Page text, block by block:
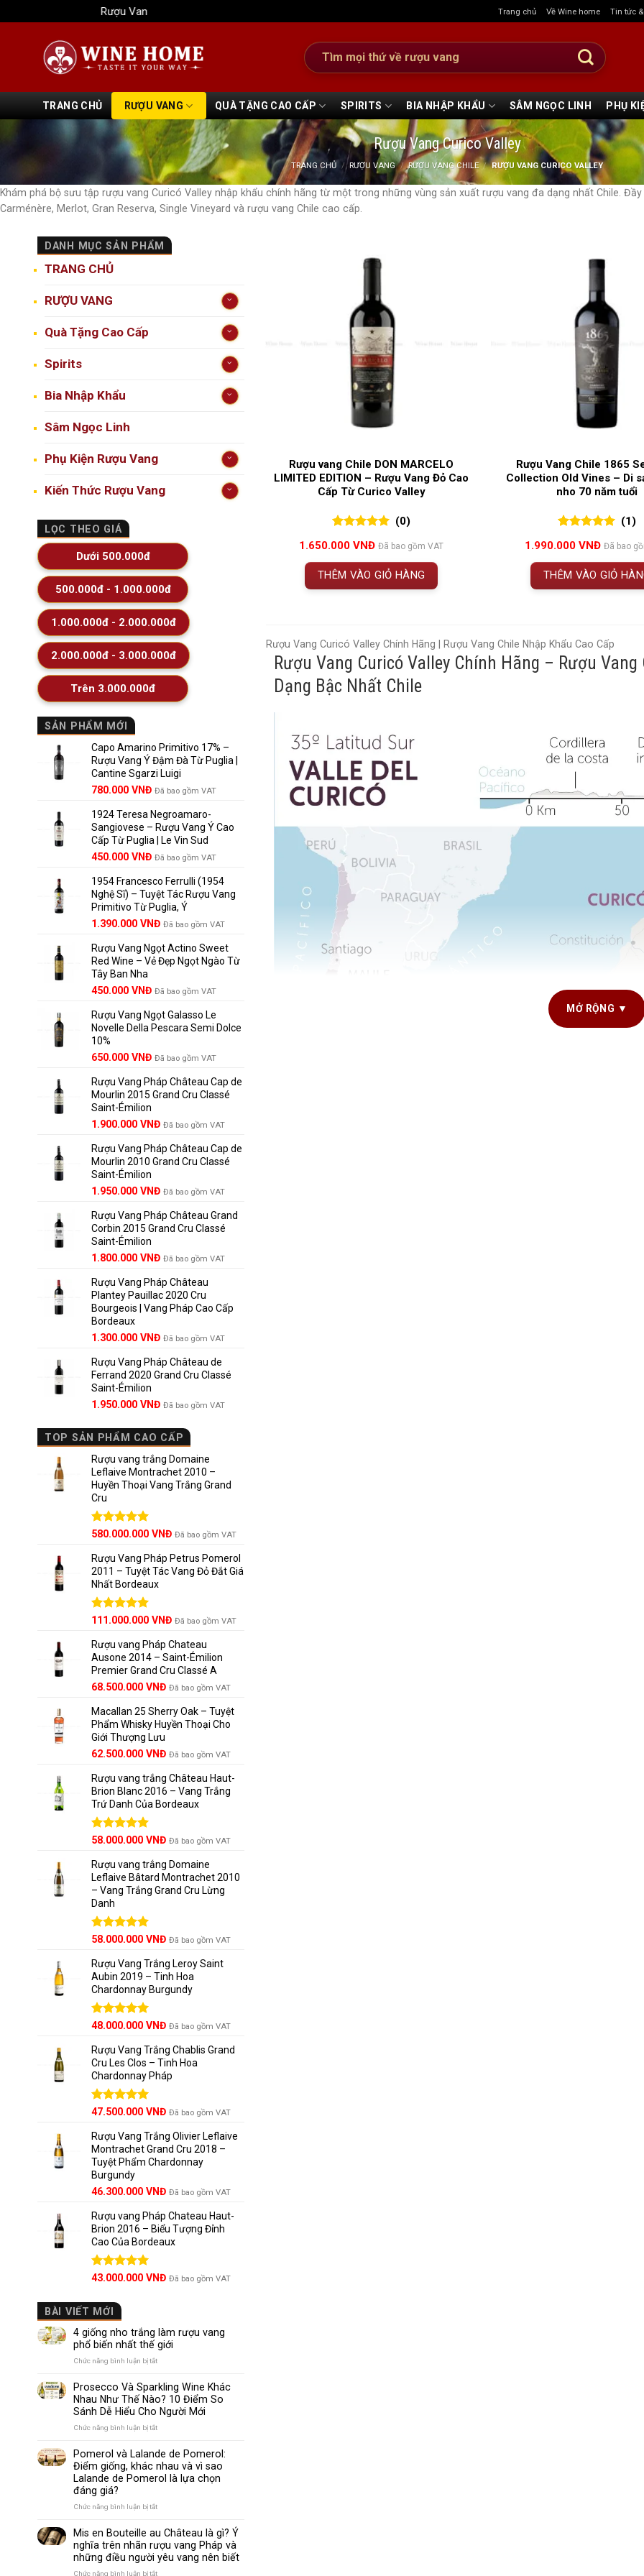
qua
Rượu Vang Wine Home Trang chủ Về Wine home Tin tức
Tìm
kiếm:
TRANG CHỦ RƯỢU VANG QUÀ TẶNG CAO CẤP SPIRITS BIA NHẬP KHẨU SÂM NGỌC LINH PHỤ
Rượu Vang Curico Valley
TRANG CHỦ / RƯỢU VANG / RƯỢU VANG CHILE / RƯỢU VANG CURICO VALLEY
Khám phá bộ sưu tập rượu vang Curicó Valley nhập khẩu chính hãng từ một trong những vùng sản xuất rượu vang đa dạng nhất Chile.
Carménère, Merlot, Gran Reserva, Single Vineyard và rượu vang Chile cao cấp.
DANH MỤC SẢN PHẨM
TRANG CHỦ
RƯỢU VANG
Quà Tặng Cao Cấp
Spirits
Bia Nhập Khẩu
Sâm Ngọc Linh
Phụ Kiện Rượu Vang
Kiến Thức Rượu Vang
LỌC THEO GIÁ
Dưới 500.000đ
500.000đ - 1.000.000đ
1.000.000đ - 2.000.000đ
2.000.000đ - 3.000.000đ
Trên 3.000.000đ
SẢN PHẨM MỚI
Capo Amarino Primitivo 17% –
Rượu Vang Ý Đậm Đà Từ Puglia |
Cantine Sgarzi Luigi
Giá
là:
858.000 VNĐ.
780.000 VNĐGiá
tại
là:
780.000 VNĐ.
Đã bao gồm VAT
1924 Teresa Negroamaro-
Sangiovese – Rượu Vang Ý Cao
Cấp Từ Puglia | Le Vin Sud
Giá
là:
495.000 VNĐ.
450.000 VNĐGiá
tại
là:
450.000 VNĐ.
Đã bao gồm VAT
1954 Francesco Ferrulli (1954
Nghệ Sĩ) – Tuyệt Tác Rượu Vang
Primitivo Từ Puglia, Ý
Giá
là:
1.529.000 VNĐ.
1.390.000 VNĐGiá
tại
là:
Đã bao gồm VAT
Rượu Vang Ngọt Actino Sweet
Red Wine – Vẻ Đẹp Ngọt Ngào Từ
Tây Ban Nha
450.000 VNĐ Đã bao gồm VAT
Rượu Vang Ngọt Galasso Le
Novelle Della Pescara Semi Dolce
10%
650.000 VNĐ Đã bao gồm VAT
Rượu Vang Pháp Château Cap de
Mourlin 2015 Grand Cru Classé
Saint-Émilion
Giá
là:
2.800.000 VNĐ.
1.900.000 VNĐGiá
tại
là:
Đã bao gồm VAT
Rượu Vang Pháp Château Cap de
Mourlin 2010 Grand Cru Classé
Saint-Émilion
Giá
là:
2.950.000 VNĐ.
1.950.000 VNĐGiá
tại
là:
Đã bao gồm VAT
Rượu Vang Pháp Château Grand
Corbin 2015 Grand Cru Classé
Saint-Émilion
Giá
là:
2.500.000 VNĐ.
1.800.000 VNĐGiá
tại
là:
1.800.000 VNĐ.
Đã bao gồm VAT
Rượu Vang Pháp Château
Plantey Pauillac 2020 Cru
Bourgeois | Vang Pháp Cao Cấp
Bordeaux
Giá
là:
1.850.000 VNĐ.
1.300.000 VNĐGiá
tại
là:
Đã bao gồm VAT
Rượu Vang Pháp Château de
Ferrand 2020 Grand Cru Classé
Saint-Émilion
Giá
là:
2.800.000 VNĐ.
1.950.000 VNĐGiá
tại
là:
1.950.000 VNĐ.
Đã bao gồm VAT
TOP SẢN PHẨM CAO CẤP
Rượu vang trắng Domaine
Leflaive Montrachet 2010 –
Huyền Thoại Vang Trắng Grand
Cru
Được xếp
5 sao
580.000.000 VNĐ Đã bao gồm VAT
Rượu Vang Pháp Petrus Pomerol
2011 – Tuyệt Tác Vang Đỏ Đắt Giá
Nhất Bordeaux
Được xếp
5 sao
Giá
là:
125.000.000 VNĐ.
111.000.000 VNĐGiá
tại
là:
111.000.000 VNĐ.
Đã bao gồm VAT
Rượu vang Pháp Chateau
Ausone 2014 – Saint-Émilion
Premier Grand Cru Classé A
68.500.000 VNĐ Đã bao gồm VAT
Macallan 25 Sherry Oak – Tuyệt
Phẩm Whisky Huyền Thoại Cho
Giới Thượng Lưu
Giá
là:
65.000.000 VNĐ.
62.500.000 VNĐGiá
tại
là:
62.500.000 VNĐ.
Đã bao gồm VAT
Rượu vang trắng Château Haut-
Brion Blanc 2016 – Vang Trắng
Trứ Danh Của Bordeaux
Được xếp
5 sao
58.000.000 VNĐ Đã bao gồm VAT
Rượu vang trắng Domaine
Leflaive Bâtard Montrachet 2010
– Vang Trắng Grand Cru Lừng
Danh
Được xếp
5 sao
58.000.000 VNĐ Đã bao gồm VAT
Rượu Vang Trắng Leroy Saint
Aubin 2019 – Tinh Hoa
Chardonnay Burgundy
Được xếp
5 sao
48.000.000 VNĐ Đã bao gồm VAT
Rượu Vang Trắng Chablis Grand
Cru Les Clos – Tinh Hoa
Chardonnay Pháp
Được xếp
5 sao
47.500.000 VNĐ Đã bao gồm VAT
Rượu Vang Trắng Olivier Leflaive
Montrachet Grand Cru 2018 –
Tuyệt Phẩm Chardonnay
Burgundy
46.300.000 VNĐ Đã bao gồm VAT
Rượu vang Pháp Chateau Haut-
Brion 2016 – Biểu Tượng Đỉnh
Cao Của Bordeaux
Được xếp
5 sao
43.000.000 VNĐ Đã bao gồm VAT
BÀI VIẾT MỚI
4 giống nho trắng làm rượu vang
phổ biến nhất thế giới
Chức năng bình luận bị tắtở
giống
nho
trắng
làm
biến
nhất
thế
Prosecco Và Sparkling Wine Khác
Nhau Như Thế Nào? 10 Điểm So
Sánh Dễ Hiểu Cho Người Mới
Chức năng bình luận bị tắtở
Và
Sparkling
Wine
Khác
10
Điểm
So
Pomerol và Lalande de Pomerol:
Điểm giống, khác nhau và vì sao
Lalande de Pomerol là lựa chọn
đáng giá?
Chức năng bình luận bị tắtở
Lalande
de
Pomerol:
Mis en Bouteille au Château là gì? Ý
nghĩa trên nhãn rượu vang Pháp và
những điều người yêu vang nên biết
Chức năng bình luận bị tắtở
Rượu vang Chile DON MARCELO
LIMITED EDITION – Rượu Vang Đỏ Cao
Cấp Từ Curico Valley
đánh giá
(0)
1.650.000VNĐ Đã bao gồm VAT
THÊM VÀO GIỎ HÀNG
Rượu Vang Chile 1865
Collection Old Vines – Di
nho 70 năm tuổi
đánh giá
(1)
1.990.000VNĐ Đã bao
THÊM VÀO GIỎ
Rượu Vang Curicó Valley Chính Hãng | Rượu Vang Chile Nhập Khẩu Cao Cấp
Rượu Vang Curicó Valley Chính Hãng – Rượu
Dạng Bậc Nhất Chile
MỞ RỘNG ▼